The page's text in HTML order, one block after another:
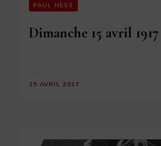
PAUL HESS
Dimanche 15 avril 1917
15 AVRIL 2017